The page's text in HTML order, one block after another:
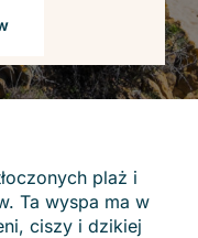
plaż i
Ta wyspa ma w
ciszy i dzikiej